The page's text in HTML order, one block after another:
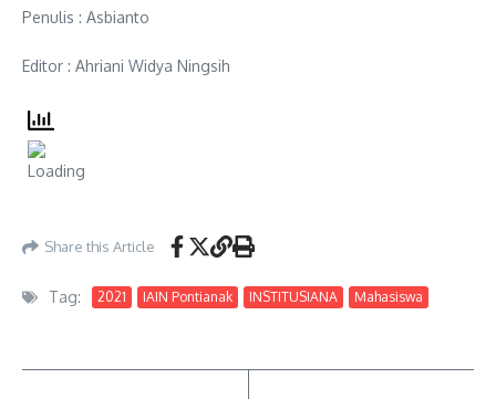
Penulis : Asbianto
Editor : Ahriani Widya Ningsih
Share this Article
Tag: 2021 IAIN Pontianak INSTITUSIANA Mahasiswa